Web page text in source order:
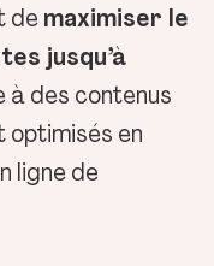
de maximiser le
jusqu’à
à des contenus
optimisés en
ligne de